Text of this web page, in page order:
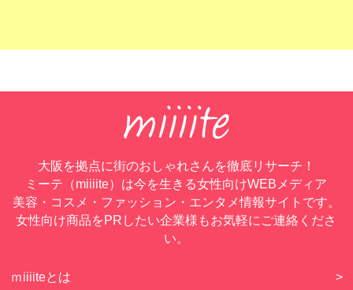
大阪を拠点に街のおしゃれさんを徹底リサーチ！
ミーテ（miiiite）は今を生きる女性向けWEBメディア
美容・コスメ・ファッション・エンタメ情報サイトです。
女性向け商品をPRしたい企業様もお気軽にご連絡くださ
い。
ｍiiiiteとは >